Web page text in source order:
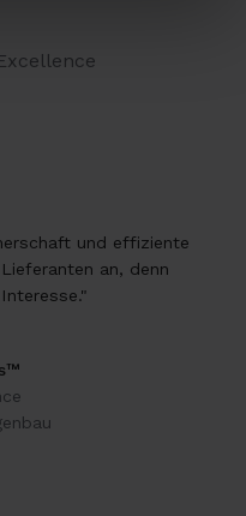
und effiziente
an, denn